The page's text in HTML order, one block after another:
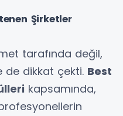
Şirketler
tarafında değil,
de dikkat çekti. Best
kapsamında,